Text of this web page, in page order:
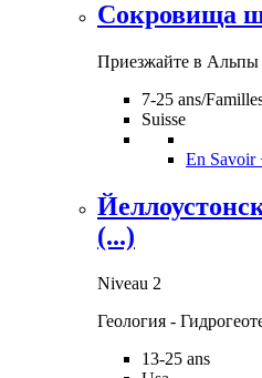
Сокровища
Приезжайте в Альпы
7-25 ans/
Suisse
En Savoir
(...)
Niveau 2
Геология -
13-25 ans